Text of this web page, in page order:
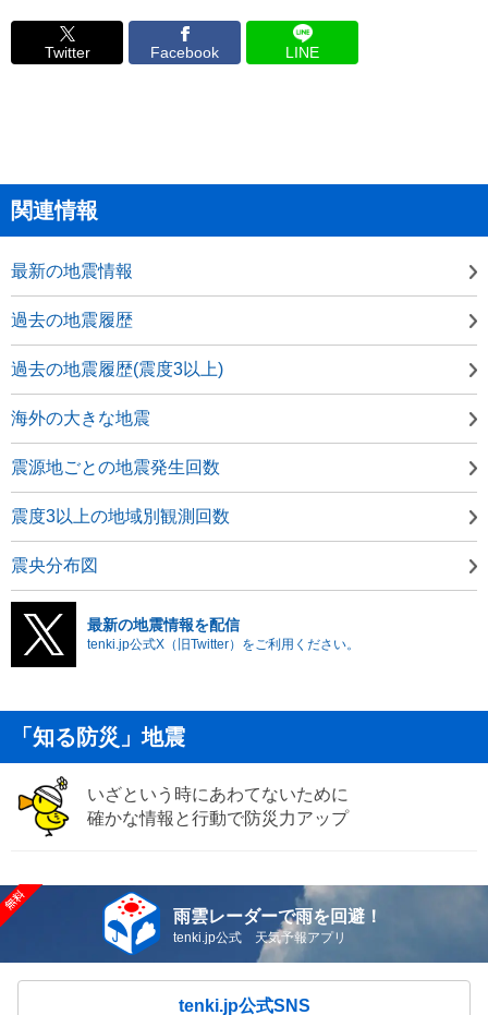
Twitter Facebook LINE
関連情報
最新の地震情報
過去の地震履歴
過去の地震履歴(震度3以上)
海外の大きな地震
震源地ごとの地震発生回数
震度3以上の地域別観測回数
震央分布図
最新の地震情報を配信
tenki.jp公式X（旧Twitter）をご利用ください。
「知る防災」地震
いざという時にあわてないために
確かな情報と行動で防災力アップ
雨雲レーダーで雨を回避！
tenki.jp公式 天気予報アプリ
tenki.jp公式SNS